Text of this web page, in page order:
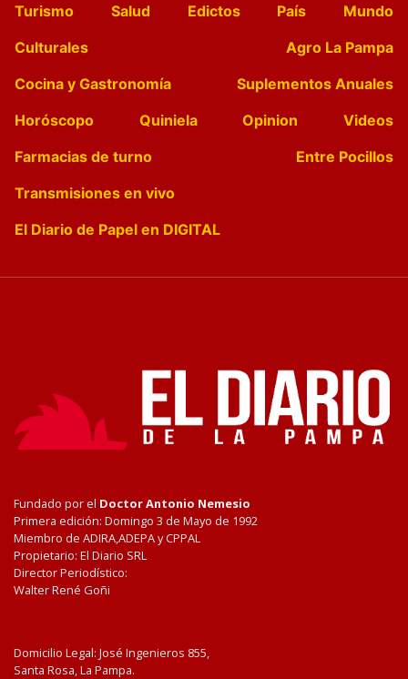
Turismo
Salud Edictos País
Mundo
Culturales
Agro La Pampa
Cocina y Gastronomía
Suplementos Anuales
Horóscopo
Quiniela Opinion
Videos
Farmacias de turno
Entre Pocillos
Transmisiones en vivo
El Diario de Papel en DIGITAL
Fundado por el Doctor Antonio Nemesio
Primera edición: Domingo 3 de Mayo de 1992
Miembro de ADIRA,ADEPA y CPPAL
Propietario: El Diario SRL
Director Periodístico:
Walter René Goñi
Domicilio Legal: José Ingenieros 855,
Santa Rosa, La Pampa.